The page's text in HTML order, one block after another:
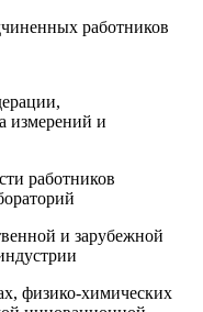
работников
измерений и
работников
и зарубежной
физико-химических